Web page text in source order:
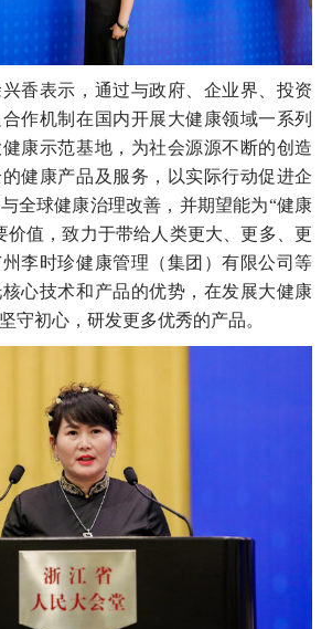
表示，通过与政府、企业界、投资
作机制在国内开展大健康领域一系列
康示范基地，为社会源源不断的创造
健康产品及服务，以实际行动促进企
全球健康治理改善，并期望能为“健康
价值，致力于带给人类更大、更多、更
李时珍健康管理（集团）有限公司等
心技术和产品的优势，在发展大健康
守初心，研发更多优秀的产品。